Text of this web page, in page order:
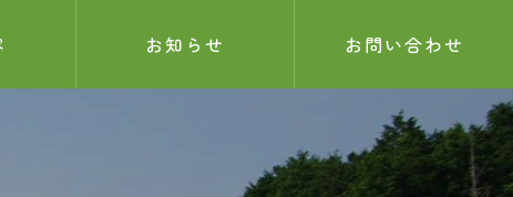
お知らせ お問い合わせ